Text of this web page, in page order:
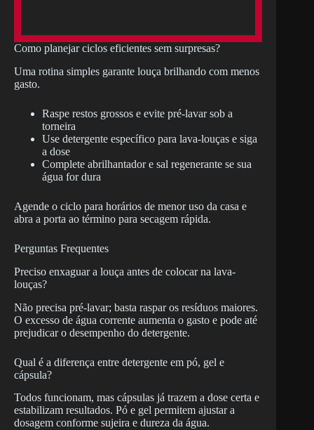
Como planejar ciclos eficientes sem surpresas?
Uma rotina simples garante louça brilhando com menos
gasto.
Raspe restos grossos e evite pré-lavar sob a
torneira
Use detergente específico para lava-louças e siga
a dose
Complete abrilhantador e sal regenerante se sua
água for dura
Agende o ciclo para horários de menor uso da casa e
abra a porta ao término para secagem rápida.
Perguntas Frequentes
Preciso enxaguar a louça antes de colocar na lava-
louças?
Não precisa pré-lavar; basta raspar os resíduos maiores.
O excesso de água corrente aumenta o gasto e pode até
prejudicar o desempenho do detergente.
Qual é a diferença entre detergente em pó, gel e
cápsula?
Todos funcionam, mas cápsulas já trazem a dose certa e
estabilizam resultados. Pó e gel permitem ajustar a
dosagem conforme sujeira e dureza da água.